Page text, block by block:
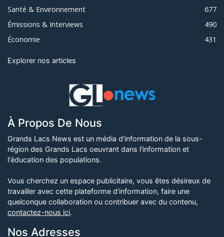
Santé & Environnement
677
Émissions & Interviews
490
Économie
431
Explorer nos articles
À Propos De Nous
Grands Lacs News est un média d'information de la sous-
région des Grands Lacs oeuvrant dans l'information et
l'éducation des populations.
Vous cherchez un espace publicitaire, vous êtes désireux de
travailler avec cette plateforme d'information, faire une
quelconque collaboration ou contribuer avec du contenu,
contactez-nous ici.
Nos Adresses